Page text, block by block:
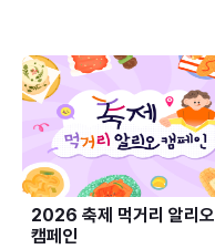
2026 축제 먹거리 알리오
캠페인